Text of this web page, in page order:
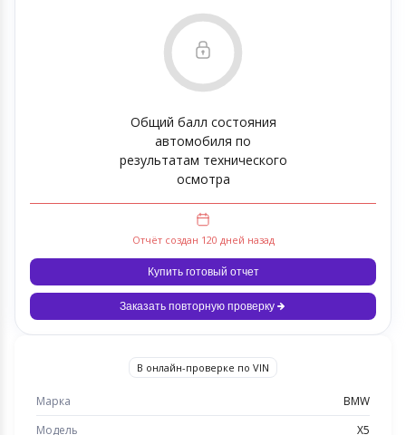
Общий балл состояния
автомобиля по
результатам технического
осмотра
Отчёт создан 120 дней назад
Купить готовый отчет
Заказать повторную проверку
В онлайн-проверке по VIN
Марка
BMW
Модель
X5